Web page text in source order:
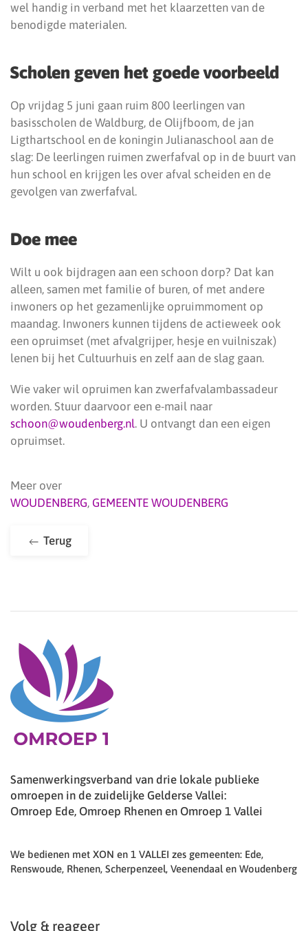
wel handig in verband met het klaarzetten van de
benodigde materialen.
Scholen geven het goede voorbeeld
Op vrijdag 5 juni gaan ruim 800 leerlingen van
basisscholen de Waldburg, de Olijfboom, de jan
Ligthartschool en de koningin Julianaschool aan de
slag: De leerlingen ruimen zwerfafval op in de buurt van
hun school en krijgen les over afval scheiden en de
gevolgen van zwerfafval.
Doe mee
Wilt u ook bijdragen aan een schoon dorp? Dat kan
alleen, samen met familie of buren, of met andere
inwoners op het gezamenlijke opruimmoment op
maandag. Inwoners kunnen tijdens de actieweek ook
een opruimset (met afvalgrijper, hesje en vuilniszak)
lenen bij het Cultuurhuis en zelf aan de slag gaan.
Wie vaker wil opruimen kan zwerfafvalambassadeur
worden. Stuur daarvoor een e-mail naar
schoon@woudenberg.nl. U ontvangt dan een eigen
opruimset.
Meer over
WOUDENBERG, GEMEENTE WOUDENBERG
Terug
Samenwerkingsverband van drie lokale publieke
omroepen in de zuidelijke Gelderse Vallei:
Omroep Ede, Omroep Rhenen en Omroep 1 Vallei
We bedienen met XON en 1 VALLEI zes gemeenten: Ede,
Renswoude, Rhenen, Scherpenzeel, Veenendaal en Woudenberg
Volg & reageer